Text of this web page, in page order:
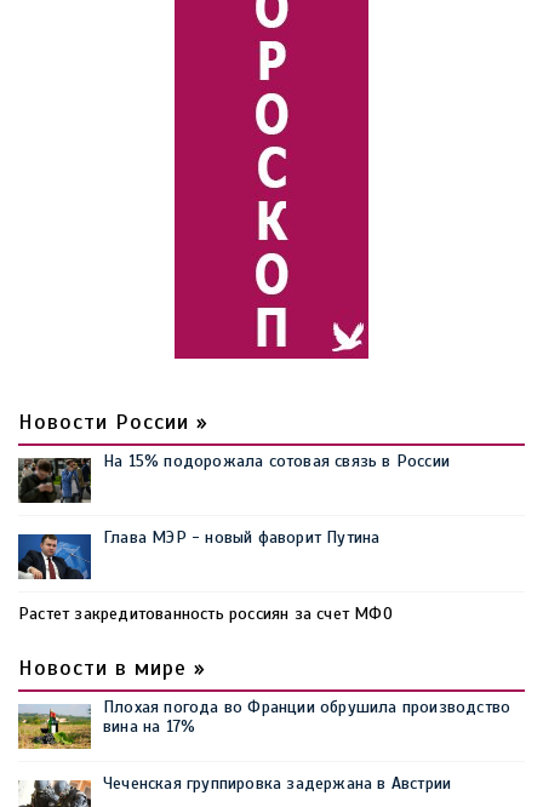
Новости России »
На 15% подорожала сотовая связь в России
Глава МЭР - новый фаворит Путина
Растет закредитованность россиян за счет МФО
Новости в мире »
Плохая погода во Франции обрушила производство
вина на 17%
Чеченская группировка задержана в Австрии